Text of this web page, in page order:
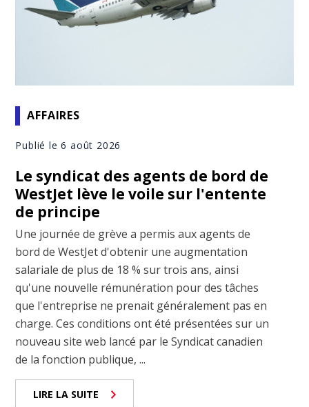
AFFAIRES
Publié le 6 août 2026
Le syndicat des agents de bord de
WestJet lève le voile sur l'entente
de principe
Une journée de grève a permis aux agents de
bord de WestJet d'obtenir une augmentation
salariale de plus de 18 % sur trois ans, ainsi
qu'une nouvelle rémunération pour des tâches
que l'entreprise ne prenait généralement pas en
charge. Ces conditions ont été présentées sur un
nouveau site web lancé par le Syndicat canadien
de la fonction publique, ...
LIRE LA SUITE